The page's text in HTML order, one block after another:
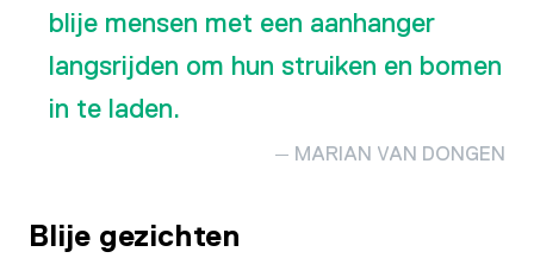
blije mensen met een aanhanger
langsrijden om hun struiken en bomen
in te laden.
MARIAN VAN DONGEN
Blije gezichten